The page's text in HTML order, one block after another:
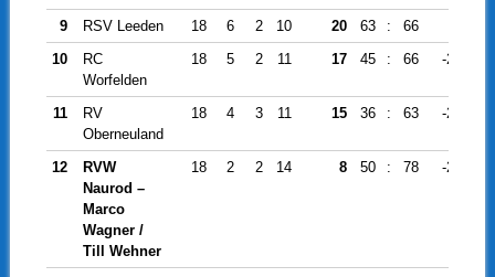
9 RSV Leeden 18 6 2 10 20 63 : 66
10
RC
Worfelden
18 5 2 11 17 45 : 66 -21
11
RV
Oberneuland
18 4 3 11 15 36 : 63 -27
12
RVW
Naurod –
Marco
Wagner /
Till Wehner
18 2 2 14 8 50 : 78 -28